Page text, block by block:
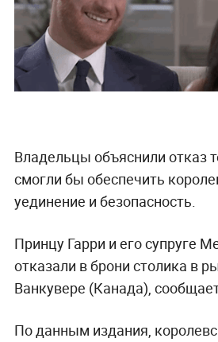
Владельцы объяснили отказ
смогли бы обеспечить
уединение и безопасность.
Принцу Гарри и его супруге
отказали в брони столика в
Ванкувере (Канада),
По данным издания,